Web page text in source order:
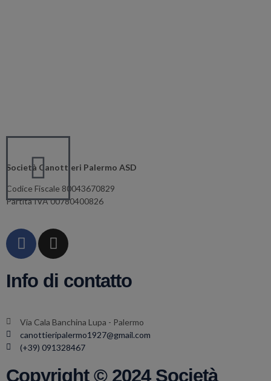
Società Canottieri Palermo ASD
Codice Fiscale 80043670829
Partita IVA 00780400826
Info di contatto
Via Cala Banchina Lupa - Palermo
canottieripalermo1927@gmail.com
(+39) 091328467
Copyright © 2024 Società